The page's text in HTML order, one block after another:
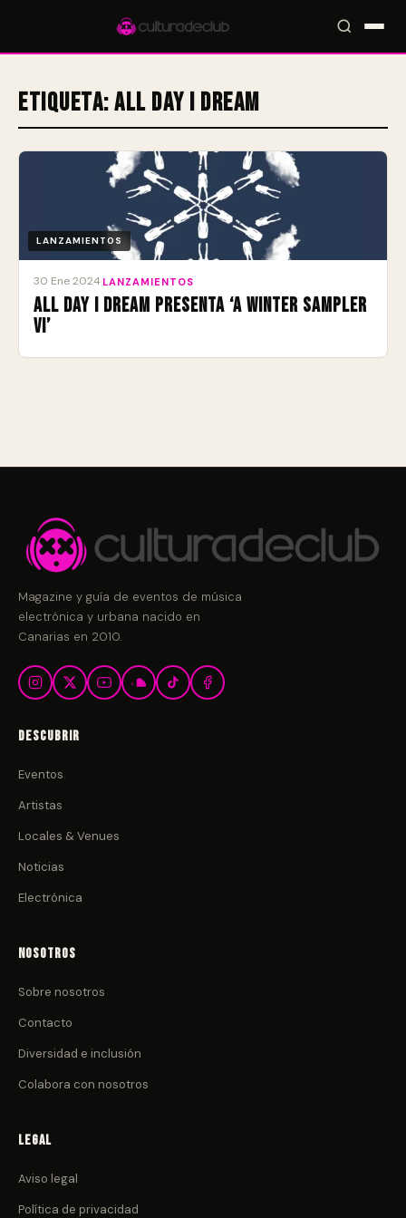
Accesos rápidos: 🎪 Eventos🎤 Artistas📍 Locales📰 Magazine
Etiqueta:All Day I Dream
LANZAMIENTOS
30 Ene 2024 LANZAMIENTOS
All Day I Dream presenta ‘A Winter Sampler
VI’
Magazine y guía de eventos de música
electrónica y urbana nacido en
Canarias en 2010.
Descubrir
Eventos
Artistas
Locales & Venues
Noticias
Electrónica
Nosotros
Sobre nosotros
Contacto
Diversidad e inclusión
Colabora con nosotros
Legal
Aviso legal
Política de privacidad